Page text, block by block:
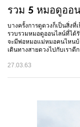
รวม 5 หมอดูออ
บางครั้งการดูดวงก็เป็นสิ่งที่
รวบรวมหมอดูออนไลน์ที่ได้
จะมีพ่อหมอแม่หมอคนไหนบ้
เดินทางสายดวงไปกับเราดีก
27.03.63